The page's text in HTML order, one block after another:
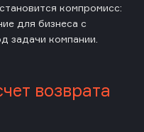
компромисс:
для бизнеса с
задачи компании.
возврата